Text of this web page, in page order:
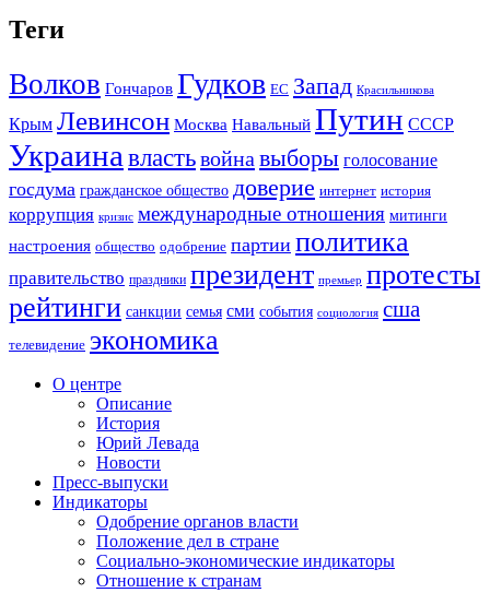
Теги
Волков Гончаров Гудков ЕС Запад Красильникова
Крым Левинсон Москва Навальный Путин СССР
Украина властьвойна выборы голосование
госдума гражданское общество доверие интернет история
коррупция кризис международные отношения митинги
настроения общество одобрение партии политика
правительство праздники президент премьер протесты
рейтинги санкции семья сми события социология сша
телевидение экономика
О центре
Описание
История
Юрий Левада
Новости
Пресс-выпуски
Индикаторы
Одобрение органов власти
Положение дел в стране
Социально-экономические индикаторы
Отношение к странам